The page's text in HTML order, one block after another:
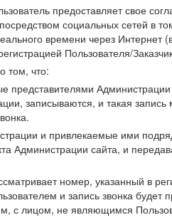
предоставляет свое
социальных сетей в
времени через Интернет
Пользователя/
том, что:
представителями
записываются, и такая
и привлекаемые ими
Администрации сайта, и
номер, указанный в
и запись звонка будет
с лицом, не являющимся